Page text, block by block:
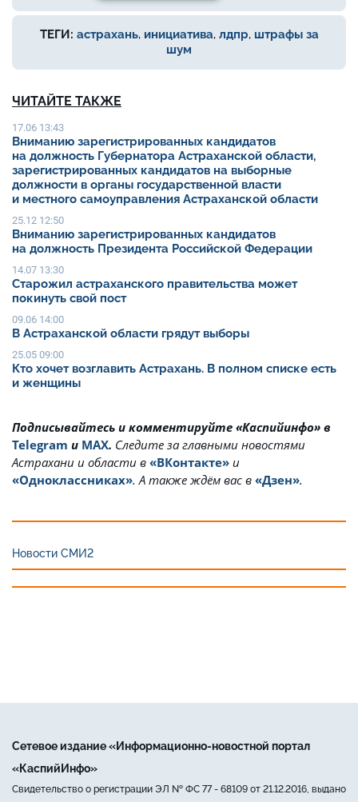
ТЕГИ: астрахань, инициатива, лдпр, штрафы за
шум
ЧИТАЙТЕ ТАКЖЕ
17.06 13:43
Вниманию зарегистрированных кандидатов
на должность Губернатора Астраханской области,
зарегистрированных кандидатов на выборные
должности в органы государственной власти
и местного самоуправления Астраханской области
25.12 12:50
Вниманию зарегистрированных кандидатов
на должность Президента Российской Федерации
14.07 13:30
Старожил астраханского правительства может
покинуть свой пост
09.06 14:00
В Астраханской области грядут выборы
25.05 09:00
Кто хочет возглавить Астрахань. В полном списке есть
и женщины
Подписывайтесь и комментируйте «Каспийинфо» в
Telegram и MAX. Cледите за главными новостями
Астрахани и области в «ВКонтакте» и
«Одноклассниках». А также ждём вас в «Дзен».
Новости СМИ2
Сетевое издание «Информационно-новостной портал
«КаспийИнфо»
Свидетельство о регистрации ЭЛ № ФС 77 - 68109 от 21.12.2016, выдано